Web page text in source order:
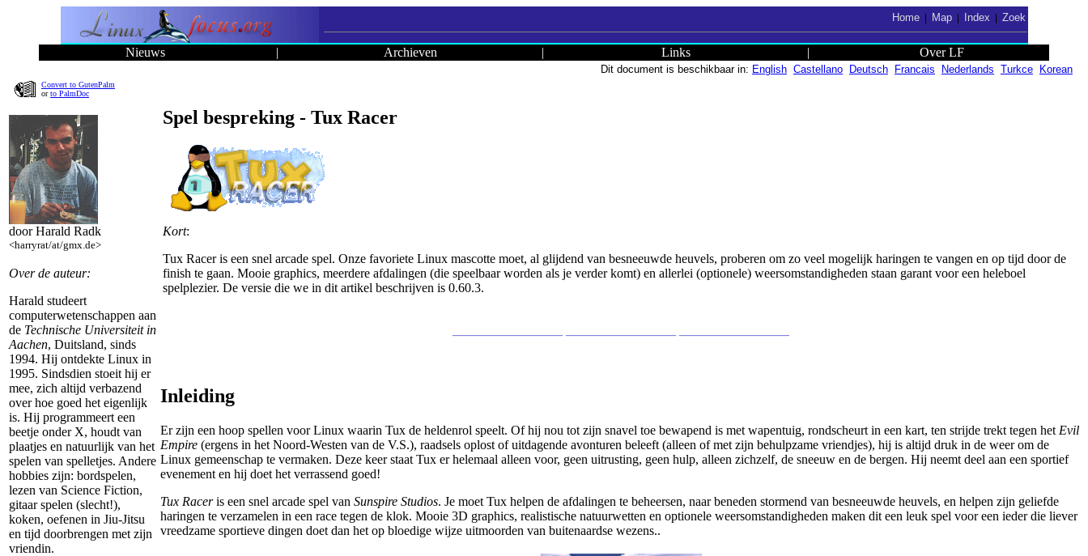
Home| Map| Index Zoek
Nieuws | Archieven | Links | Over LF
Dit document is beschikbaar in: English Castellano Deutsch Francais Nederlands Turkce Korean
Convert to GutenPalm
orto PalmDoc
door Harald Radk
<harryrat/at/gmx.de>
Over de auteur:
Harald studeert
computerwetenschappen aan
de Technische Universiteit in
Aachen, Duitsland, sinds
1994. Hij ontdekte Linux in
1995. Sindsdien stoeit hij er
mee, zich altijd verbazend
over hoe goed het eigenlijk
is. Hij programmeert een
beetje onder X, houdt van
plaatjes en natuurlijk van het
spelen van spelletjes. Andere
hobbies zijn: bordspelen,
lezen van Science Fiction,
gitaar spelen (slecht!),
koken, oefenen in Jiu-Jitsu
en tijd doorbrengen met zijn
vriendin.
Spel bespreking - Tux Racer
Kort:
Tux Racer is een snel arcade spel. Onze favoriete Linux mascotte moet, al glijdend van besneeuwde heuvels, proberen om zo veel mogelijk haringen te vangen en op tijd door de
finish te gaan. Mooie graphics, meerdere afdalingen (die speelbaar worden als je verder komt) en allerlei (optionele) weersomstandigheden staan garant voor een heleboel
spelplezier. De versie die we in dit artikel beschrijven is 0.60.3.
Inleiding
Er zijn een hoop spellen voor Linux waarin Tux de heldenrol speelt. Of hij nou tot zijn snavel toe bewapend is met wapentuig, rondscheurt in een kart, ten strijde trekt tegen het Evil
Empire (ergens in het Noord-Westen van de V.S.), raadsels oplost of uitdagende avonturen beleeft (alleen of met zijn behulpzame vriendjes), hij is altijd druk in de weer om de
Linux gemeenschap te vermaken. Deze keer staat Tux er helemaal alleen voor, geen uitrusting, geen hulp, alleen zichzelf, de sneeuw en de bergen. Hij neemt deel aan een sportief
evenement en hij doet het verrassend goed!
Tux Raceris een snel arcade spel van Sunspire Studios. Je moet Tux helpen de afdalingen te beheersen, naar beneden stormend van besneeuwde heuvels, en helpen zijn geliefde
haringen te verzamelen in een race tegen de klok. Mooie 3D graphics, realistische natuurwetten en optionele weersomstandigheden maken dit een leuk spel voor een ieder die liever
vreedzame sportieve dingen doet dan het op bloedige wijze uitmoorden van buitenaardse wezens..